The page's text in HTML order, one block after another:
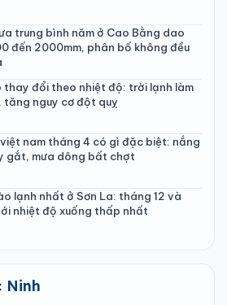
trung bình năm ở Cao Bằng dao
đến 2000mm, phân bố không đều
thay đổi theo nhiệt độ: trời lạnh làm
tăng nguy cơ đột quỵ
nam tháng 4 có gì đặc biệt: nắng
gắt, mưa dông bất chợt
lạnh nhất ở Sơn La: tháng 12 và
nhiệt độ xuống thấp nhất
Ninh